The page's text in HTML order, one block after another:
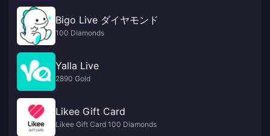
Bigo Live ダイヤモンド
100 Diamonds
Yalla Live
2890 Gold
Likee Gift Card
Likee Gift Card 100 Diamonds